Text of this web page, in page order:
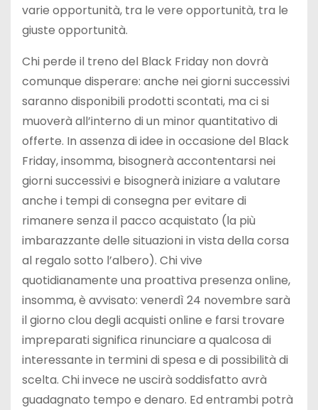
varie opportunità, tra le vere opportunità, tra le
giuste opportunità.
Chi perde il treno del Black Friday non dovrà
comunque disperare: anche nei giorni successivi
saranno disponibili prodotti scontati, ma ci si
muoverà all’interno di un minor quantitativo di
offerte. In assenza di idee in occasione del Black
Friday, insomma, bisognerà accontentarsi nei
giorni successivi e bisognerà iniziare a valutare
anche i tempi di consegna per evitare di
rimanere senza il pacco acquistato (la più
imbarazzante delle situazioni in vista della corsa
al regalo sotto l’albero). Chi vive
quotidianamente una proattiva presenza online,
insomma, è avvisato: venerdì 24 novembre sarà
il giorno clou degli acquisti online e farsi trovare
impreparati significa rinunciare a qualcosa di
interessante in termini di spesa e di possibilità di
scelta. Chi invece ne uscirà soddisfatto avrà
guadagnato tempo e denaro. Ed entrambi potrà